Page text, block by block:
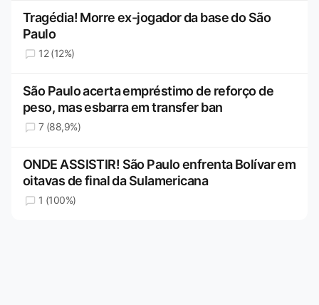
Tragédia! Morre ex-jogador da base do São
Paulo
12 (12%)
São Paulo acerta empréstimo de reforço de
peso, mas esbarra em transfer ban
7 (88,9%)
ONDE ASSISTIR! São Paulo enfrenta Bolívar em
oitavas de final da Sulamericana
1 (100%)